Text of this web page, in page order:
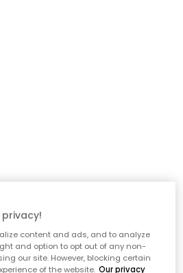
content and ads, and to analyze
and option to opt out of any non-
our site. However, blocking certain
of the website. Our privacy